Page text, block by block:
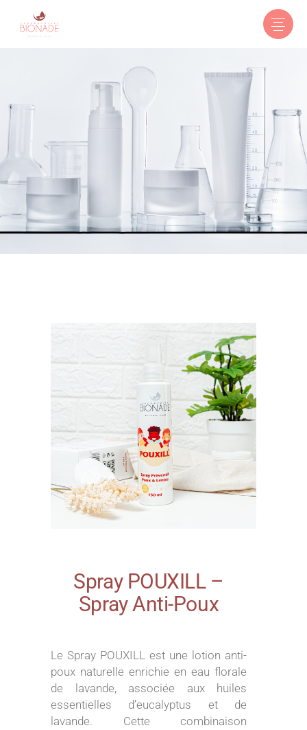
Spray POUXILL –
Spray Anti-Poux
Le Spray POUXILL est une lotion anti-
poux naturelle enrichie en eau florale
de lavande, associée aux huiles
essentielles d’eucalyptus et de
lavande. Cette combinaison